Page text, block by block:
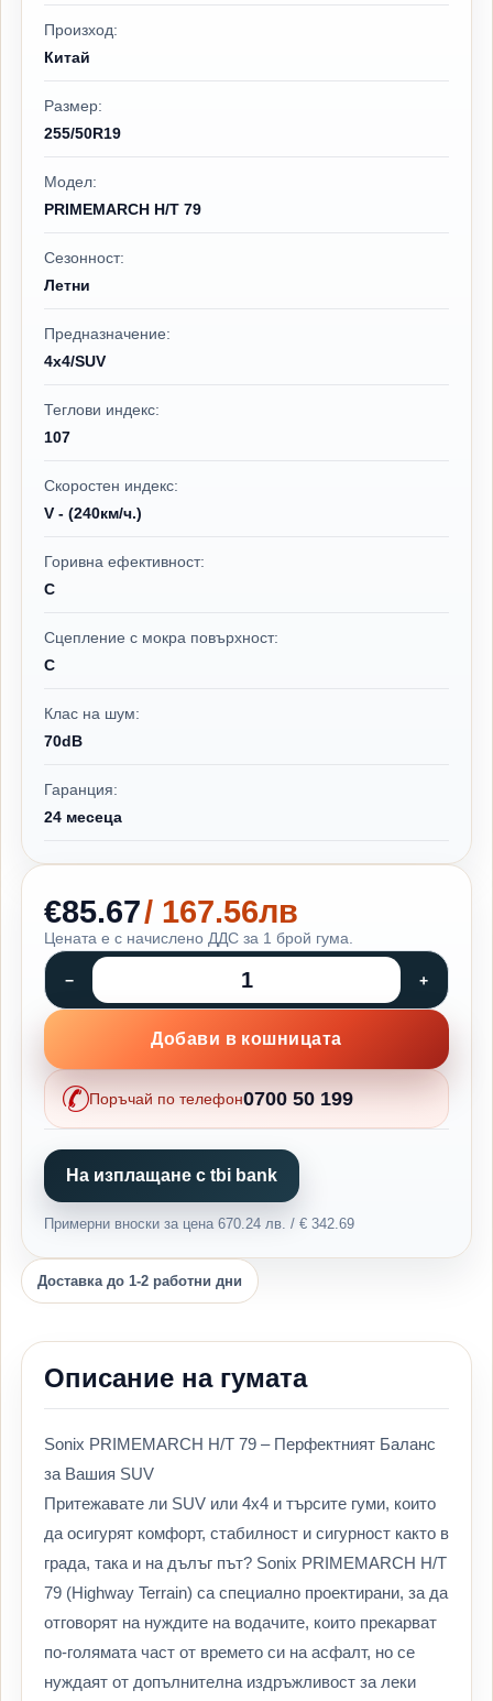
Произход:
Китай
Размер:
255/50R19
Модел:
PRIMEMARCH H/T 79
Сезонност:
Летни
Предназначение:
4x4/SUV
Теглови индекс:
107
Скоростен индекс:
V - (240км/ч.)
Горивна ефективност:
C
Сцепление с мокра повърхност:
C
Клас на шум:
70dB
Гаранция:
24 месеца
€85.67/ 167.56лв
Цената е с начислено ДДС за 1 брой гума.
Добави в кошницата
Поръчай по телефон0700 50 199
На изплащане с tbi bank
Примерни вноски за цена 670.24 лв. / € 342.69
Доставка до 1-2 работни дни
Описание на гумата
Sonix PRIMEMARCH H/T 79 – Перфектният Баланс
за Вашия SUV
Притежавате ли SUV или 4х4 и търсите гуми, които
да осигурят комфорт, стабилност и сигурност както в
града, така и на дълъг път? Sonix PRIMEMARCH H/T
79 (Highway Terrain) са специално проектирани, за да
отговорят на нуждите на водачите, които прекарват
по-голямата част от времето си на асфалт, но се
нуждаят от допълнителна издръжливост за леки